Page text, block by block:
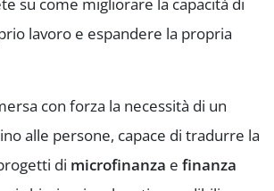
su come migliorare la capacità di
lavoro e espandere la propria
con forza la necessità di un
alle persone, capace di tradurre la
di microfinanza efinanza